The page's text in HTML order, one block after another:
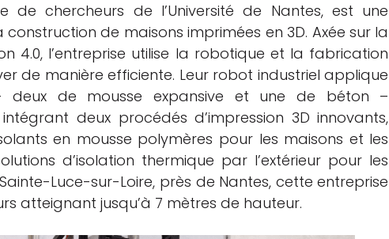
de chercheurs de l’Université de Nantes, est une
de maisons imprimées en 3D. Axée sur la
4.0, l’entreprise utilise la robotique et la fabrication
de manière efficiente. Leur robot industriel applique
deux de mousse expansive et une de béton –
deux procédés d’impression 3D innovants,
en mousse polymères pour les maisons et les
d’isolation thermique par l’extérieur pour les
Luce-sur-Loire, près de Nantes, cette entreprise
atteignant jusqu’à 7 mètres de hauteur.